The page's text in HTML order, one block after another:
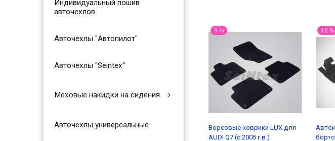
Индивидуальный пошив
авточехлов
Авточехлы "Автопилот"
Авточехлы "Seintex"
Меховые накидки на сидения
Авточехлы универсальные
9 %
Ворсовые коврики LUX для
AUDI Q7 (с 2005 г.в.)
12 %